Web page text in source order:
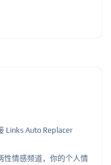
Links Auto Replacer
性情感频道，你的个人情